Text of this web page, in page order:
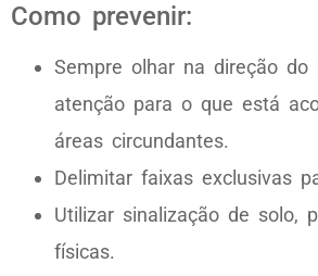
Como prevenir:
Sempre olhar na direção do
atenção para o que está
áreas circundantes.
Delimitar faixas exclusivas
Utilizar sinalização de solo,
físicas.